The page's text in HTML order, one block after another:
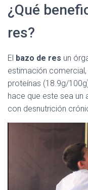
¿Qué
res?
El bazo de res un
estimación
proteínas (18.9g/
hace que este sea
con desnutrición